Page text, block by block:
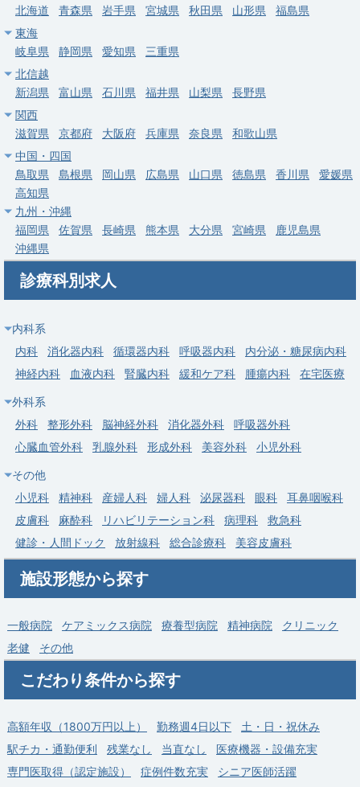
カ／年収最大1,700万円
求人病院名
募集科目 内科 総合診療科
勤務地 東京都 立川市
常勤
【立川市】総合診療科／週4日可・駅チカ・24時間院内保育あり
／年収1,500万円～
求人病院名
医療法人財団 立川中央病院
募集科目
勤務地
常勤
し／高額年収・駅チカ
求人病院名
給与 年収 1,440万円 ～ 1,800万円
北海道
青森県 岩手県 宮城県 秋田県 山形県
福島県
東海
岐阜県
静岡県 愛知県
三重県
北信越
新潟県
富山県 石川県 福井県 山梨県
長野県
関西
滋賀県
京都府 大阪府 兵庫県 奈良県
和歌山県
中国・四国
鳥取県
島根県 岡山県 広島県 山口県 徳島県 香川県
愛媛県
高知県
九州・沖縄
福岡県
佐賀県 長崎県 熊本県 大分県 宮崎県
鹿児島県
沖縄県
診療科別求人
内科系
内科
消化器内科 循環器内科 呼吸器内科
内分泌・糖尿病内科
神経内科
血液内科 腎臓内科 緩和ケア科 腫瘍内科 在宅医療
外科系
外科
整形外科 脳神経外科 消化器外科
呼吸器外科
心臓血管外科
乳腺外科 形成外科 美容外科 小児外科
その他
小児科
精神科 産婦人科 婦人科 泌尿器科 眼科
耳鼻咽喉科
皮膚科
麻酔科 リハビリテーション科 病理科
救急科
健診・人間ドック
放射線科 総合診療科 美容皮膚科
施設形態から探す
一般病院 ケアミックス病院 療養型病院 精神病院
クリニック
老健
その他
こだわり条件から探す
高額年収（1800万円以上） 勤務週4日以下
土・日・祝休み
駅チカ・通勤便利
残業なし 当直なし
医療機器・設備充実
専門医取得（認定施設）
症例件数充実 シニア医師活躍